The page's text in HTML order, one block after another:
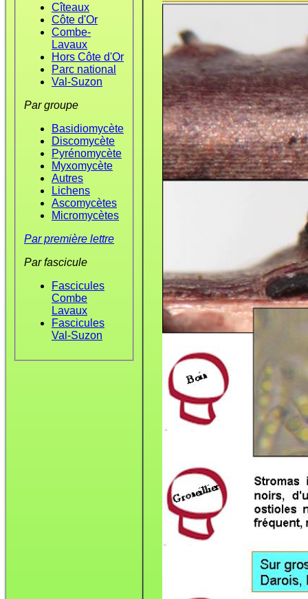
Cîteaux
Côte d'Or
Combe-
Lavaux
Hors Côte d'Or
Parc national
Val-Suzon
Par groupe
Basidiomycète
Discomycète
Pyrénomycète
Myxomycète
Autres
Lichens
Ascomycètes
Micromycètes
Par première lettre
Par fascicule
Fascicules
Combe
Lavaux
Fascicules
Val-Suzon